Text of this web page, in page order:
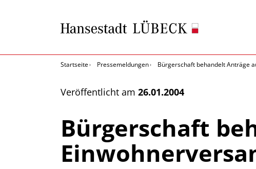
Startseite Pressemeldungen Bürgerschaft behandelt Anträge
Veröffentlicht am 26.01.2004
Bürgerschaft